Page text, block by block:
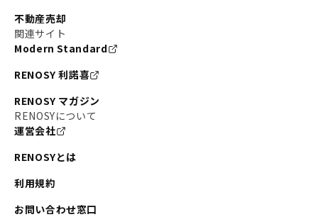
不動産売却
関連サイト
Modern Standard
RENOSY 利諾喜
RENOSY マガジン
RENOSYについて
運営会社
RENOSYとは
利用規約
お問い合わせ窓口